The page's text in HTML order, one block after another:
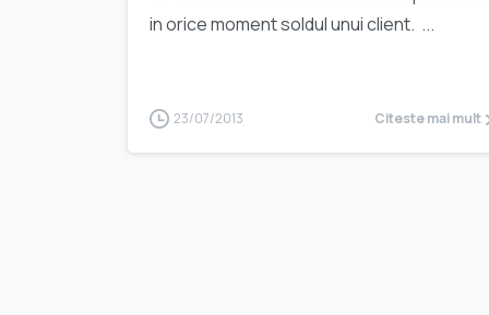
in orice moment soldul unui client. ...
23/07/2013 Citeste mai mult